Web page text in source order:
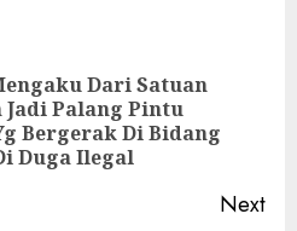
Dari Satuan
Jadi Palang Pintu
Bergerak Di Bidang
Duga Ilegal
Next